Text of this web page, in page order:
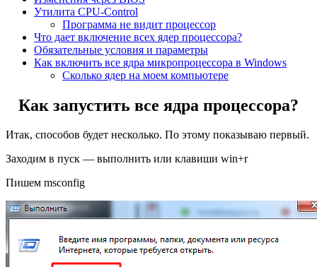
Утилита CPU-Control
Программа не видит процессор
Что дает включение всех ядер процессора?
Обязательные условия и параметры
Как включить все ядра микропроцессора в Windows
Сколько ядер на моем компьютере
Как запустить все ядра процессора?
Итак, способов будет несколько. По этому показываю первый.
Заходим в пуск — выполнить или клавиши win+r
Пишем msconfig